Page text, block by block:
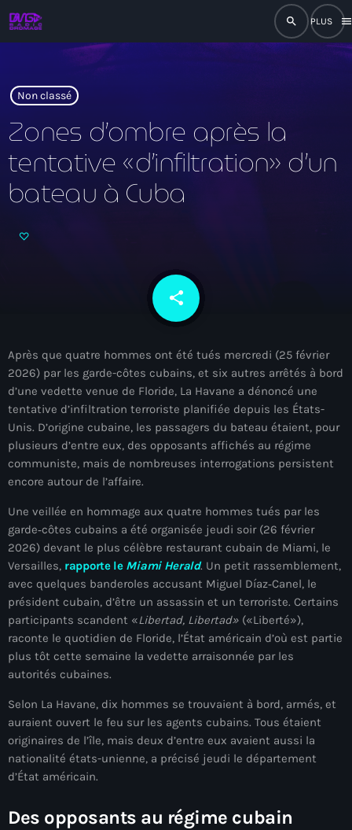
search
menu
close
play_arrow RADIO DROMAGE
À Propos
TV Direct
Actualités
Blog Grid Sidebar
Contact
Archives
août 2026
juillet 2026
mai 2026
avril 2026
mars 2026
février 2026
Non classé
Zones d’ombre après la
tentative «d’infiltration» d’un
bateau à Cuba
share
email
Après que quatre hommes ont été tués mercredi (25 février
2026) par les garde-côtes cubains, et six autres arrêtés à bord
d’une vedette venue de Floride, La Havane a dénoncé une
tentative d’infiltration terroriste planifiée depuis les États-
Unis. D’origine cubaine, les passagers du bateau étaient, pour
plusieurs d’entre eux, des opposants affichés au régime
communiste, mais de nombreuses interrogations persistent
encore autour de l’affaire.
Une veillée en hommage aux quatre hommes tués par les
garde‑côtes cubains a été organisée jeudi soir (26 février
2026) devant le plus célèbre restaurant cubain de Miami, le
Versailles, rapporte leMiami Herald. Un petit rassemblement,
avec quelques banderoles accusant Miguel Díaz‑Canel, le
président cubain, d’être un assassin et un terroriste. Certains
participants scandent «Libertad, Libertad» («Liberté»),
raconte le quotidien de Floride, l’État américain d’où est partie
plus tôt cette semaine la vedette arraisonnée par les
autorités cubaines.
Selon La Havane, dix hommes se trouvaient à bord, armés, et
auraient ouvert le feu sur les agents cubains. Tous étaient
originaires de l’île, mais deux d’entre eux avaient aussi la
nationalité états-unienne, a précisé jeudi le département
d’État américain.
Des opposants au régime cubain